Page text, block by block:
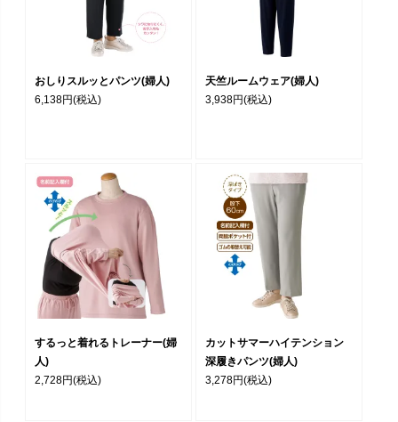
おしりスルッとパンツ(婦人)
6,138円(税込)
天竺ルームウェア(婦人)
3,938円(税込)
するっと着れるトレーナー(婦
人)
2,728円(税込)
カットサマーハイテンション
深履きパンツ(婦人)
3,278円(税込)